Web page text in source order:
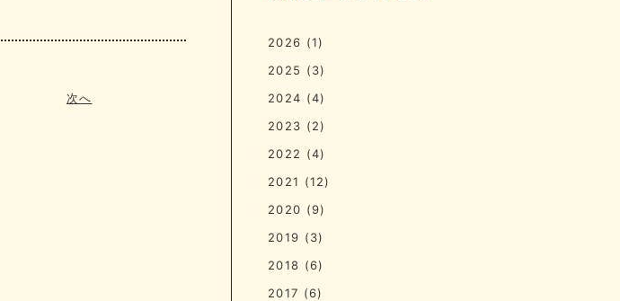
次へ
2026 (1)
2025 (3)
2024 (4)
2023 (2)
2022 (4)
2021 (12)
2020 (9)
2019 (3)
2018 (6)
2017 (6)